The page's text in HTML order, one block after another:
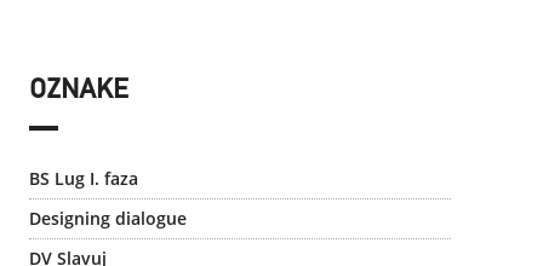
OZNAKE
BS Lug I. faza
Designing dialogue
DV Slavuj